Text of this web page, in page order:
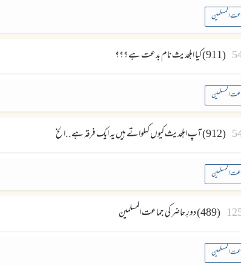
المسلمین
(911) کیا اہلحدیث نام بدعت ہے ؟؟؟
المسلمین
(912) آپ اہلحدیث کیوں کہلواتے ہیں یہ ایک فرقہ ہے..الخ
المسلمین
(489) دورِ حاضر کی جماعت المسلمین
المسلمین